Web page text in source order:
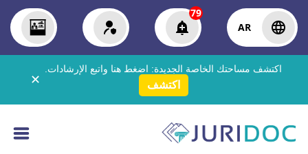
AR
79
اكتشف مساحتك الخاصة الجديدة: اضغط هنا واتبع الإرشادات.
اكتشف ✕